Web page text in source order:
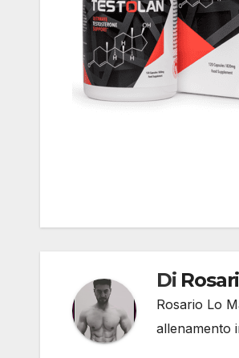
Di
Rosario Lo
allenamento